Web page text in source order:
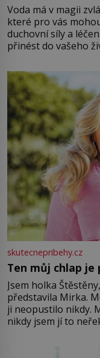
Voda má v magii
které pro vás
duchovní síly a
přinést do vašeho
můžete obohatit
větší harmonii a
skutecnepribehy.cz
Ten můj chlap je
Jsem holka
představila Mirka.
ji neopustilo nikdy.
nikdy jsem jí to
Jsme spolu moc